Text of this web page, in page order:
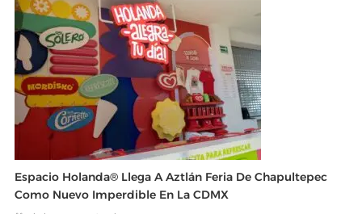
Espacio Holanda® Llega A Aztlán Feria De Chapultepec
Como Nuevo Imperdible En La CDMX